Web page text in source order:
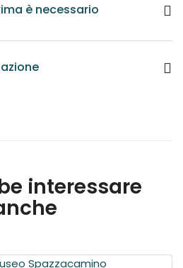
è necessario
interessare